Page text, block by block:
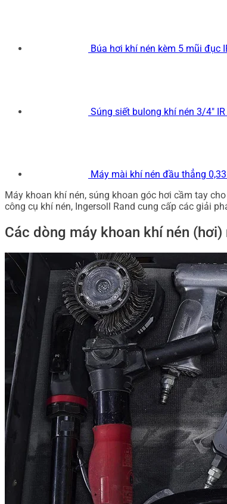
Búa hơi khí nén kèm 5 mũi đục
Súng siết bulong khí nén 3/4"
Máy mài khí nén đầu thẳng
Máy khoan khí nén, súng khoan góc hơi cầm tay
công cụ khí nén, Ingersoll Rand cung cấp các giải
Các dòng máy khoan khí nén